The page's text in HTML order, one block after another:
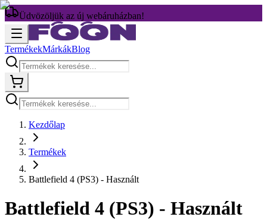
Üdvözöljük az új webáruházban!
TermékekMárkákBlog
Kezdőlap
Termékek
Battlefield 4 (PS3) - Használt
Battlefield 4 (PS3) - Használt